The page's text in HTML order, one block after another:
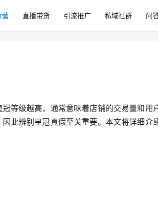
营 直播带货 引流推广 私域社群 问
等级越高，通常意味着店铺的交易量和用
此辨别皇冠真假至关重要。本文将详细介